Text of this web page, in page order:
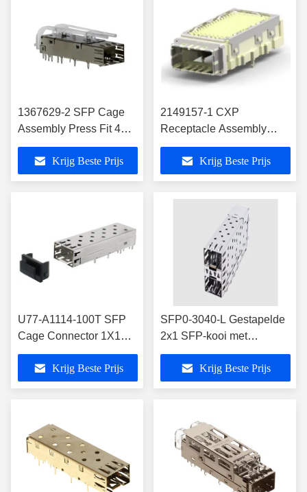
1367629-2 SFP Cage
Assembly Press Fit 4
Gb/S Met Lichtpijp
Krijg Beste Prijs
2149157-1 CXP
Receptacle Assembly
125Gb/s Max Met
KoellichaamKrijg Beste Prijs
U77-A1114-100T SFP
Cage Connector 1X1
PRESS FIT EMI
ShieldedKrijg Beste Prijs
SFP0-3040-L Gestapelde
2x1 SFP-kooi met
lichtbuizen Press-Fit
5Gbps Krijg Beste Prijs